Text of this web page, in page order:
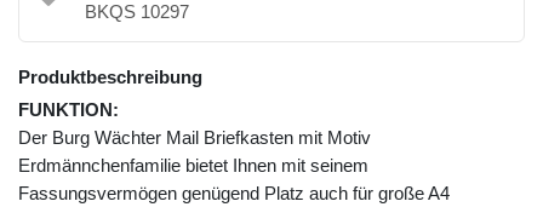
BKQS 10297
Produktbeschreibung
FUNKTION:
Der Burg Wächter Mail Briefkasten mit Motiv
Erdmännchenfamilie bietet Ihnen mit seinem
Fassungsvermögen genügend Platz auch für große A4